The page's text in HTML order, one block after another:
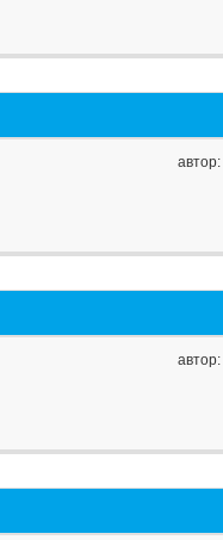
автор:
автор: